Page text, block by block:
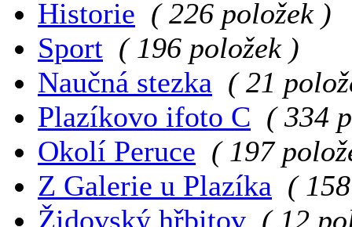
Historie ( 226 položek )
Sport ( 196 položek )
Naučná stezka ( 21
Plazíkovo ifoto C ( 334
Okolí Peruce ( 197
Z Galerie u Plazíka (
Židovský hřbitov ( 12